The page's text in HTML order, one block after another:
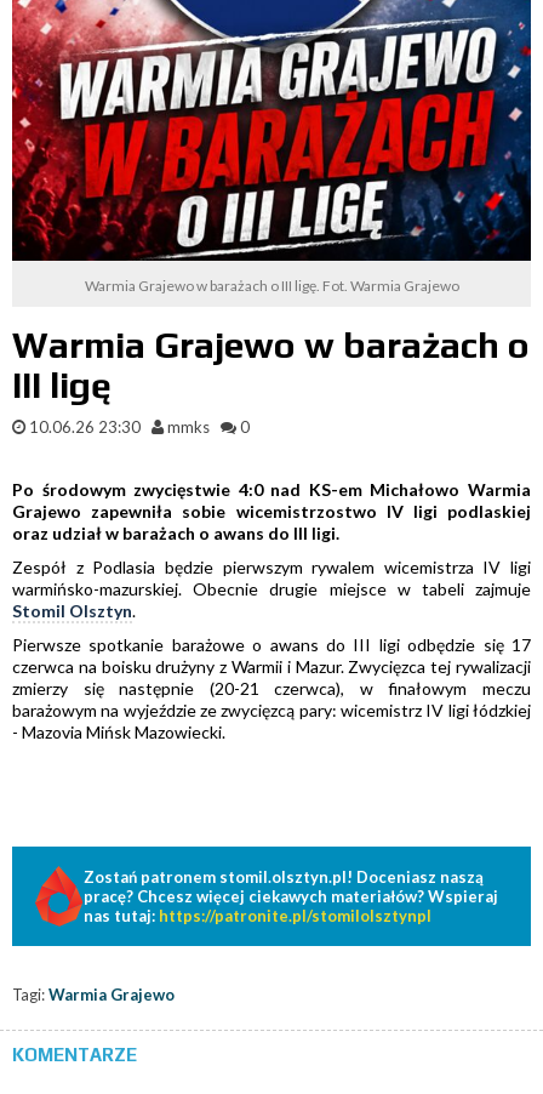
Warmia Grajewo w barażach o III ligę. Fot. Warmia Grajewo
Warmia Grajewo w barażach o
III ligę
10.06.26 23:30 mmks 0
Po środowym zwycięstwie 4:0 nad KS-em Michałowo Warmia
Grajewo zapewniła sobie wicemistrzostwo IV ligi podlaskiej
oraz udział w barażach o awans do III ligi.
Zespół z Podlasia będzie pierwszym rywalem wicemistrza IV ligi
warmińsko-mazurskiej. Obecnie drugie miejsce w tabeli zajmuje
Stomil Olsztyn.
Pierwsze spotkanie barażowe o awans do III ligi odbędzie się 17
czerwca na boisku drużyny z Warmii i Mazur. Zwycięzca tej rywalizacji
zmierzy się następnie (20-21 czerwca), w finałowym meczu
barażowym na wyjeździe ze zwycięzcą pary: wicemistrz IV ligi łódzkiej
- Mazovia Mińsk Mazowiecki.
Zostań patronem stomil.olsztyn.pl! Doceniasz naszą
pracę? Chcesz więcej ciekawych materiałów? Wspieraj
nas tutaj: https://patronite.pl/stomilolsztynpl
Tagi:Warmia Grajewo
KOMENTARZE